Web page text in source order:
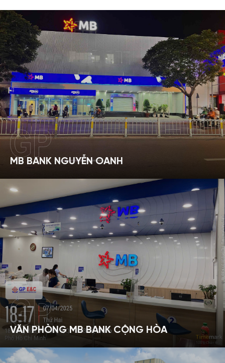
MB BANK NGUYỄN OANH
VĂN PHÒNG MB BANK CỘNG HÒA